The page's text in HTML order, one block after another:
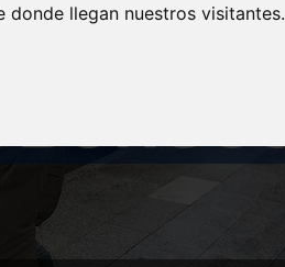
llegan nuestros visitantes.